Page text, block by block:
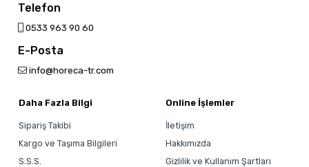
Telefon
0533 963 90 60
E-Posta
info@horeca-tr.com
Daha Fazla Bilgi
Sipariş Takibi
Kargo ve Taşıma Bilgileri
S.S.S.
Online İşlemler
İletişim
Hakkımızda
Gizlilik ve Kullanım Şartları